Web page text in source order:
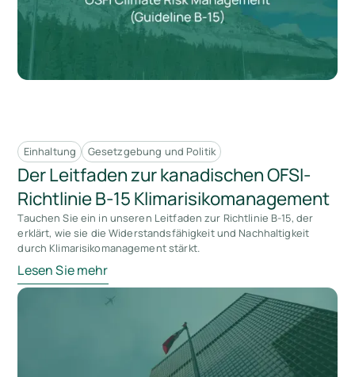
Einhaltung Gesetzgebung und Politik
Der Leitfaden zur kanadischen OFSI-
Richtlinie B-15 Klimarisikomanagement
Tauchen Sie ein in unseren Leitfaden zur Richtlinie B-15, der
erklärt, wie sie die Widerstandsfähigkeit und Nachhaltigkeit
durch Klimarisikomanagement stärkt.
Lesen Sie mehr